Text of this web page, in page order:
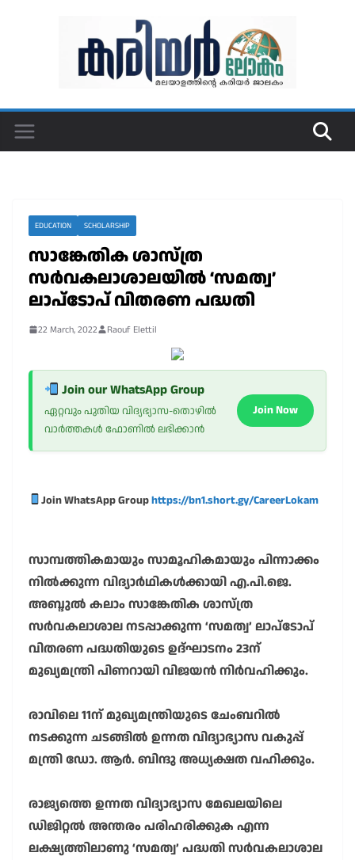
EDUCATION SCHOLARSHIP
സാങ്കേതിക ശാസ്ത്ര
സർവകലാശാലയിൽ ‘സമത്വ’
ലാപ്ടോപ് വിതരണ പദ്ധതി
22 March, 2022 Raouf Elettil
Join our WhatsApp Group
ഏറ്റവും പുതിയ വിദ്യഭ്യാസ-തൊഴിൽ
വാർത്തകൾ ഫോണിൽ ലഭിക്കാൻ
Join Now
Join WhatsApp Grouphttps://bn1.short.gy/CareerLokam
സാമ്പത്തികമായും സാമൂഹികമായും പിന്നാക്കം
നിൽക്കുന്ന വിദ്യാർഥികൾക്കായി എ.പി.ജെ.
അബ്ദുൽ കലാം സാങ്കേതിക ശാസ്ത്ര
സർവകലാശാല നടപ്പാക്കുന്ന ‘സമത്വ’ ലാപ്ടോപ്
വിതരണ പദ്ധതിയുടെ ഉദ്ഘാടനം 23ന്
മുഖ്യമന്ത്രി പിണറായി വിജയൻ നിർവഹിക്കും.
രാവിലെ 11ന് മുഖ്യമന്ത്രിയുടെ ചേംബറിൽ
നടക്കുന്ന ചടങ്ങിൽ ഉന്നത വിദ്യാഭ്യാസ വകുപ്പ്
മന്ത്രി ഡോ. ആർ. ബിന്ദു അധ്യക്ഷത വഹിക്കും.
രാജ്യത്തെ ഉന്നത വിദ്യാഭ്യാസ മേഖലയിലെ
ഡിജിറ്റൽ അന്തരം പരിഹരിക്കുക എന്ന
ലക്ഷ്യത്തിലാണു ‘സമത്വ’ പദ്ധതി സർവകലാശാല